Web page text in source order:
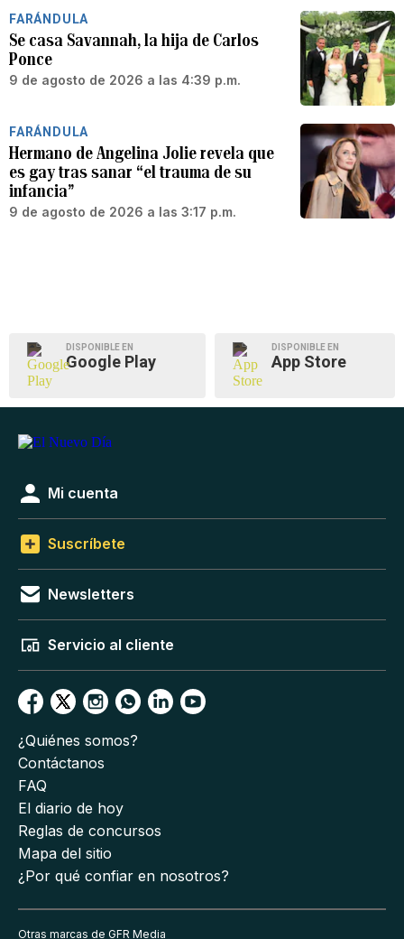
FARÁNDULA
Se casa Savannah, la hija de Carlos
Ponce
9 de agosto de 2026 a las 4:39 p.m.
FARÁNDULA
Hermano de Angelina Jolie revela que
es gay tras sanar “el trauma de su
infancia”
9 de agosto de 2026 a las 3:17 p.m.
DISPONIBLE EN
Google Play
DISPONIBLE EN
App Store
Mi cuenta
Suscríbete
Newsletters
Servicio al cliente
¿Quiénes somos?
Contáctanos
FAQ
El diario de hoy
Reglas de concursos
Mapa del sitio
¿Por qué confiar en nosotros?
Otras marcas de GFR Media